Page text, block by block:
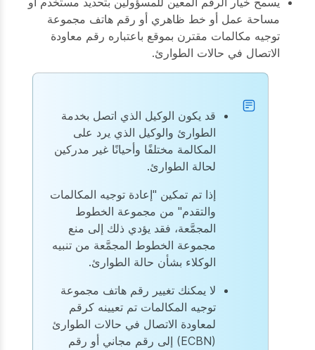
مساحة عمل أو خط ظاهري أو رقم هاتف مجموعة
توجيه مكالمات مقترن بموقع باعتباره رقم معاودة
الاتصال في حالات الطوارئ.
قد يكون الوكيل الذي اتصل بخدمة
الطوارئ والوكيل الذي يرد على
المكالمة مختلفًا وأحيانًا غير مدركين
لحالة الطوارئ.
إذا تم تمكين "إعادة توجيه المكالمات
والتقدم" من مجموعة الخطوط
المجمَّعة، فقد يؤدي ذلك إلى منع
مجموعة الخطوط المجمَّعة من تنبيه
الوكلاء بشأن حالة الطوارئ.
لا يمكنك تغيير رقم هاتف مجموعة
توجيه المكالمات تم تعيينه كرقم
لمعاودة الاتصال في حالات الطوارئ
(ECBN) إلى رقم مجاني أو رقم